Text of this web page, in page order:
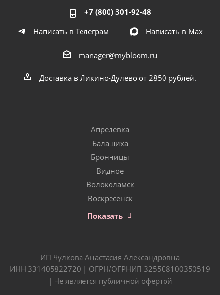
+7 (800) 301-92-48
Написать в Телеграм
Написать в Мах
manager@mybloom.ru
Доставка в Ликино-Дулёво от 2850 рублей.
Апрелевка
Балашиха
Бронницы
Видное
Волоколамск
Воскресенск
Показать
ИП Чулкова Анастасия Александровна
ИНН 331405822720 | ОГРН/ОГРНИП 325508100350519
| Не является публичной офертой